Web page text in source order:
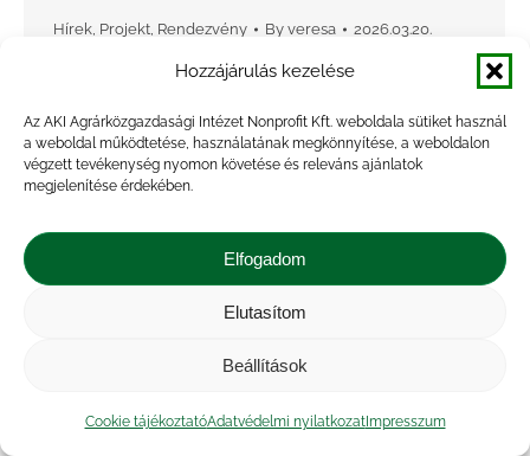
Hozzájárulás kezelése
Az AKI Agrárközgazdasági Intézet Nonprofit Kft. weboldala sütiket használ
a weboldal működtetése, használatának megkönnyítése, a weboldalon
végzett tevékenység nyomon követése és releváns ajánlatok
megjelenítése érdekében.
Elfogadom
Elutasítom
Beállítások
Cookie tájékoztatóAdatvédelmi nyilatkozatImpresszum
Hírek, Projekt, Rendezvény By veresa 2026.03.20.
Kétnapos nemzetközi projektmegbeszélésen és
Agrárközgazdasági Intézet (AKI) munkatársai:
Hámori Judit, Miskó Krisztina és Bálint Csaba
(„Új kormányzási megoldások kidolgozása…